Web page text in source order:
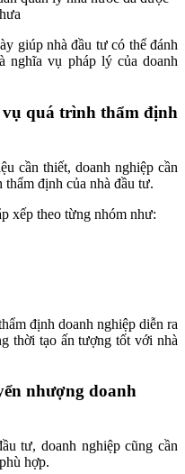
giúp nhà đầu tư có thể đánh
nghĩa vụ pháp lý của doanh
vụ quá trình thẩm định
cần thiết, doanh nghiệp cần
thẩm định của nhà đầu tư.
xếp theo từng nhóm như:
định doanh nghiệp diễn ra
thời tạo ấn tượng tốt với nhà
nhượng doanh
tư, doanh nghiệp cũng cần
hợp.